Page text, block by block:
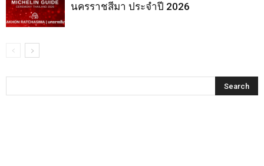
นครราชสีมา ประจำปี 2026